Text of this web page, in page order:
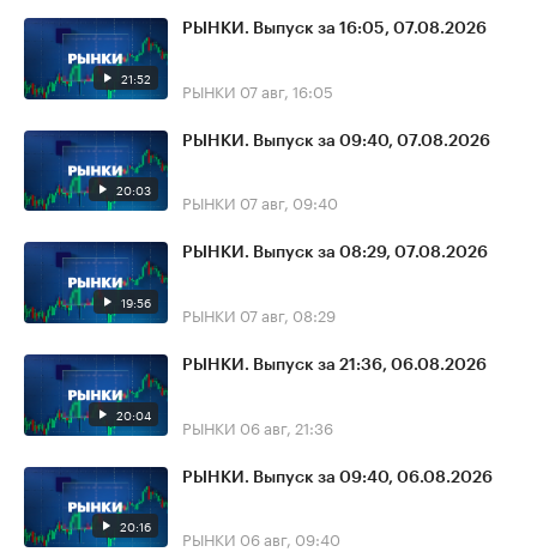
21:52
РЫНКИ. Выпуск за 16:05, 07.08.2026
РЫНКИ 07 авг, 16:05
20:03
РЫНКИ. Выпуск за 09:40, 07.08.2026
РЫНКИ 07 авг, 09:40
19:56
РЫНКИ. Выпуск за 08:29, 07.08.2026
РЫНКИ 07 авг, 08:29
20:04
РЫНКИ. Выпуск за 21:36, 06.08.2026
РЫНКИ 06 авг, 21:36
20:16
РЫНКИ. Выпуск за 09:40, 06.08.2026
РЫНКИ 06 авг, 09:40